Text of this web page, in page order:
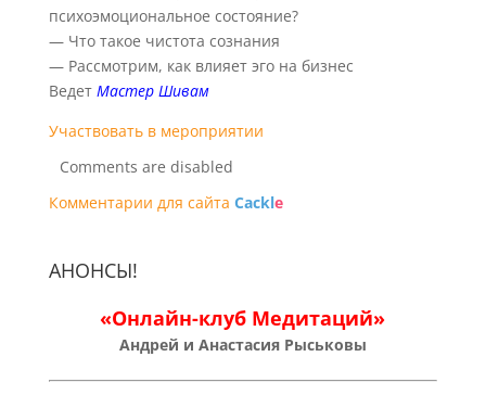
психоэмоциональное состояние?
— Что такое чистота сознания
— Рассмотрим, как влияет эго на бизнес
Ведет Мастер Шивам
Участвовать в мероприятии
Comments are disabled
Комментарии для сайта Cackle
АНОНСЫ!
«Онлайн-клуб Медитаций»
Андрей и Анастасия Рыськовы